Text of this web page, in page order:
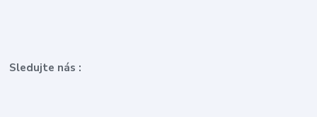
Sledujte nás :